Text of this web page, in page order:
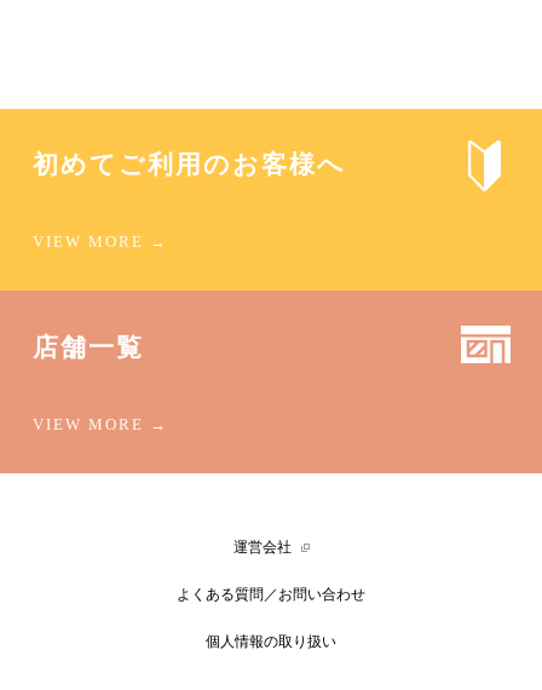
初めてご利用のお客様へ
店舗一覧
運営会社
よくある質問／お問い合わせ
個人情報の取り扱い